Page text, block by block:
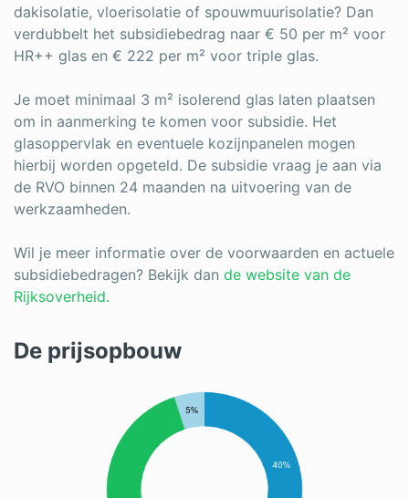
dakisolatie, vloerisolatie of spouwmuurisolatie? Dan
verdubbelt het subsidiebedrag naar € 50 per m² voor
HR++ glas en € 222 per m² voor triple glas.
Je moet minimaal 3 m² isolerend glas laten plaatsen
om in aanmerking te komen voor subsidie. Het
glasoppervlak en eventuele kozijnpanelen mogen
hierbij worden opgeteld. De subsidie vraag je aan via
de RVO binnen 24 maanden na uitvoering van de
werkzaamheden.
Wil je meer informatie over de voorwaarden en actuele
subsidiebedragen? Bekijk dan de website van de
Rijksoverheid.
De prijsopbouw